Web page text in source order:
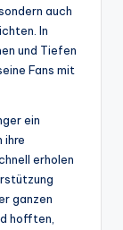
auch
In
und Tiefen
Fans mit
ein
ihre
erholen
ganzen
hofften,